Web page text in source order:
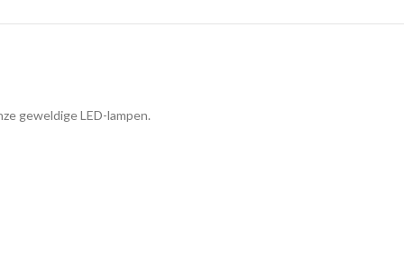
geweldige LED-lampen.